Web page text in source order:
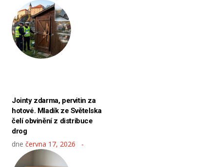
Jointy zdarma, pervitin za
hotové. Mladík ze Světelska
čelí obvinění z distribuce
drog
dne června 17, 2026